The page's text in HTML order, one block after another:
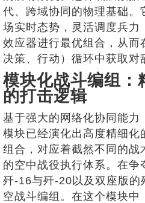
代、跨域协同的物理基础。
场实时态势，灵活调度兵力
效应器进行最优组合，从而
决策、行动）循环中获取对
模块化战斗编组：
的打击逻辑
基于强大的网络化协同能力
模块已经演化出高度精细化
组合，对应着截然不同的战
的空中战役执行体系。在争
歼-16与歼-20以及双座版的
空战斗编组。在这个模块